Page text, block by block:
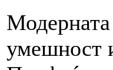
умешност